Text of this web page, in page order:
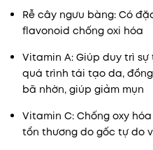
Rễ cây ngưu bàng: Có
flavonoid chống oxi hóa
Vitamin A: Giúp duy trì
quá trình tái tạo da,
bã nhờn, giúp giảm mụn
Vitamin C: Chống oxy
tổn thương do gốc tự do